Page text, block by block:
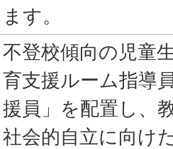
ます。
不登校傾向の児童
育支援ルーム指導
援員」を配置し、
社会的自立に向け